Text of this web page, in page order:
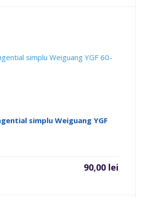
simplu Weiguang YGF
90,00 lei